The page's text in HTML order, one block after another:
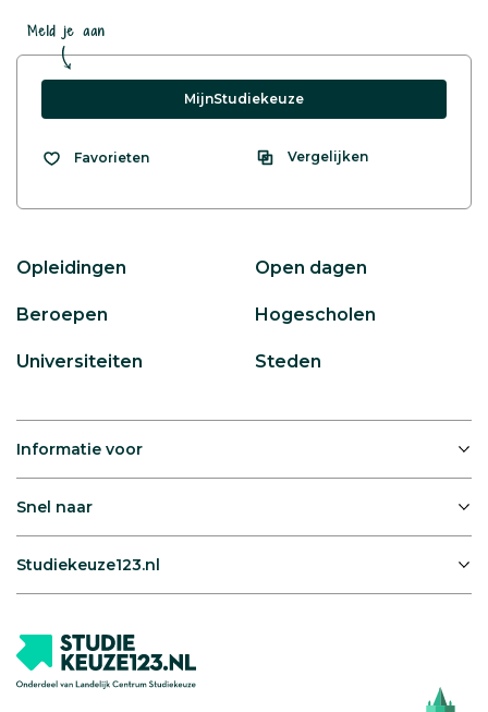
Meld je aan
MijnStudiekeuze
Favorieten Vergelijken
Opleidingen Open dagen
Beroepen Hogescholen
Universiteiten Steden
Informatie voor
Snel naar
Studiekeuze123.nl